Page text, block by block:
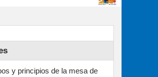
y principios de la mesa de